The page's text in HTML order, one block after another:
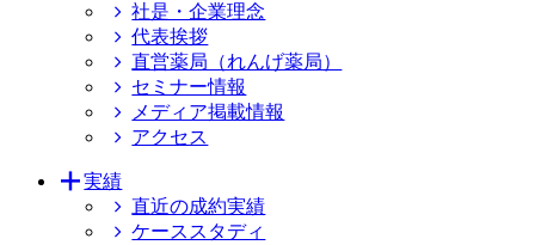
社是・企業理念
代表挨拶
直営薬局（れんげ薬局）
セミナー情報
メディア掲載情報
アクセス
実績
直近の成約実績
ケーススタディ